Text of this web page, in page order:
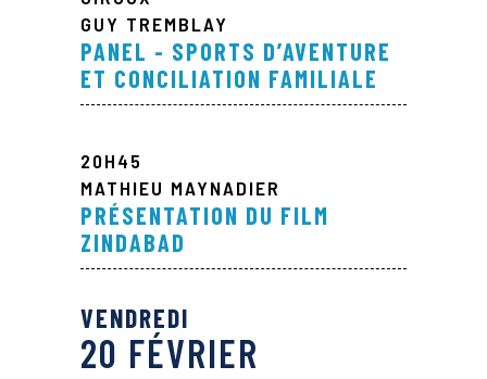
GUY TREMBLAY
PANEL - SPORTS D’AVENTURE
ET CONCILIATION FAMILIALE
20H45
MATHIEU MAYNADIER
PRÉSENTATION DU FILM
ZINDABAD
VENDREDI
20 FÉVRIER